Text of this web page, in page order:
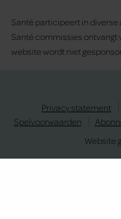
Santé participeert in
Santé commissies ontvangt
website wordt niet
Privacy statement
Spelvoorwaarden
Website